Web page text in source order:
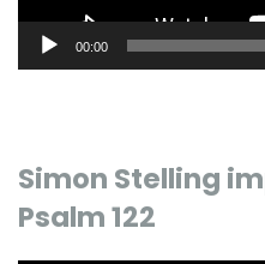
00:00
Simon Stelling
Psalm 122